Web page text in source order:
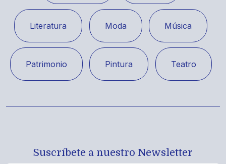
Literatura Moda Música
Patrimonio Pintura Teatro
Suscríbete a nuestro Newsletter